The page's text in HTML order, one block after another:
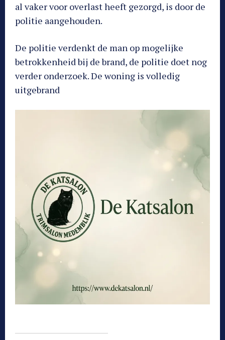
al vaker voor overlast heeft gezorgd, is door de
politie aangehouden.
De politie verdenkt de man op mogelijke
betrokkenheid bij de brand, de politie doet nog
verder onderzoek. De woning is volledig
uitgebrand